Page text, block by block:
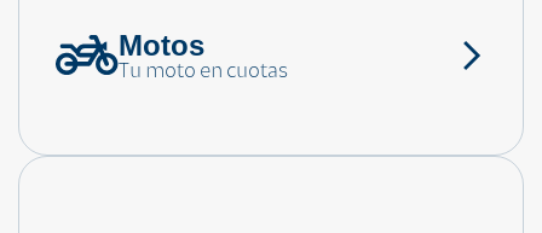
¿Necesitas ayuda?
Motos
Tu moto en cuotas